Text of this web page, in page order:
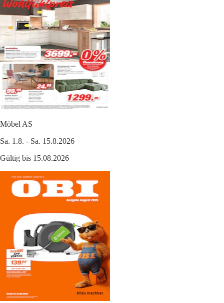
Möbel AS
Sa. 1.8. - Sa. 15.8.2026
Gültig bis 15.08.2026